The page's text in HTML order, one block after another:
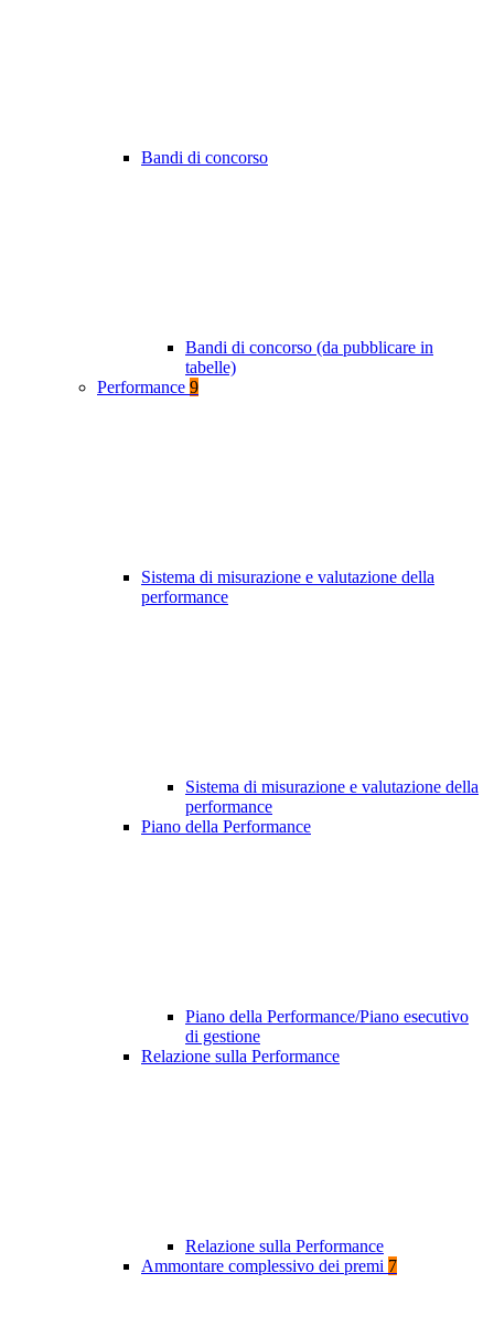
Bandi di concorso
Bandi di concorso (da pubblicare in
tabelle)
Performance 9
Sistema di misurazione e valutazione della
performance
Sistema di misurazione e valutazione della
performance
Piano della Performance
Piano della Performance/Piano esecutivo
di gestione
Relazione sulla Performance
Relazione sulla Performance
Ammontare complessivo dei premi 7